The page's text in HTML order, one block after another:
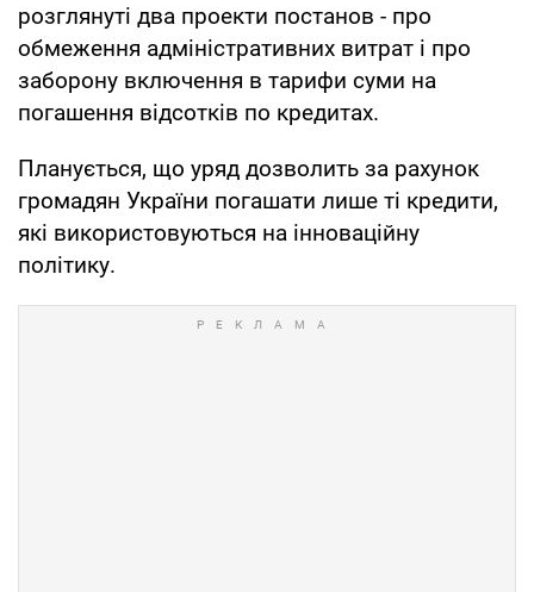
розглянуті два проекти постанов - про
обмеження адміністративних витрат і про
заборону включення в тарифи суми на
погашення відсотків по кредитах.
Планується, що уряд дозволить за рахунок
громадян України погашати лише ті кредити,
які використовуються на інноваційну
політику.